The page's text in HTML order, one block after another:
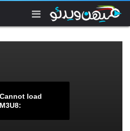
Cannot load
M3U8: